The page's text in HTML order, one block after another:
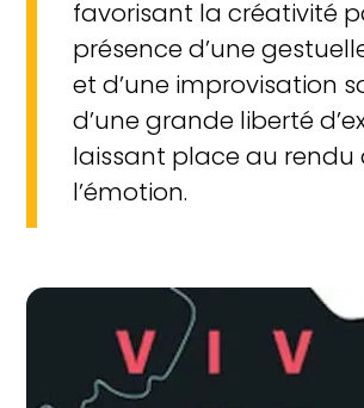
favorisant la créativité
présence d’une
et d’une improvisation
d’une grande liberté
laissant place au rendu
l’émotion.